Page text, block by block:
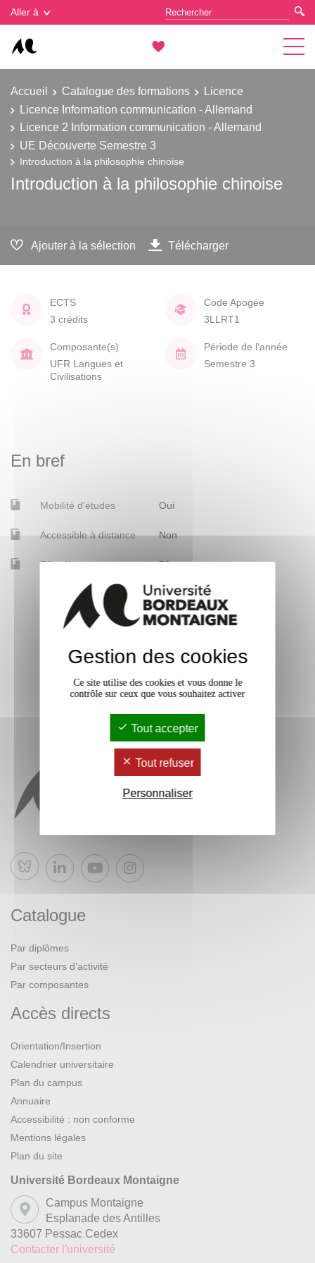
Aller à
Accueil Catalogue des formations
Licence
Licence Information communication - Allemand
Licence 2 Information communication - Allemand
UE Découverte Semestre 3
Introduction à la philosophie chinoise
Introduction à la philosophie chinoise
Ajouter à la sélection Télécharger
ECTS
3 crédits
Code Apogée
3LLRT1
Composante(s)
UFR Langues et
Civilisations
Période de l'année
Semestre 3
En bref
Mobilité d'études Oui
Accessible à distance Non
Effectif 70
Bluesky
Catalogue
Par diplômes
Par secteurs d’activité
Par composantes
Accès directs
Orientation/Insertion
Calendrier universitaire
Plan du campus
Annuaire
Accessibilité : non conforme
Mentions légales
Plan du site
Université Bordeaux Montaigne
Campus Montaigne
Esplanade des Antilles
33607 Pessac Cedex
Contacter l'université
Gestion des cookies
Gestion des cookies
Ce site utilise des cookies et vous donne le
contrôle sur ceux que vous souhaitez activer
Tout accepter
Tout refuser
Personnaliser